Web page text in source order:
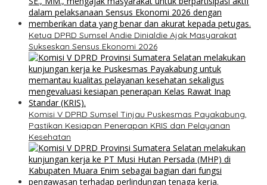
Ketua DPRD Sumsel Andie Dinialdie Ajak Masyarakat
Sukseskan Sensus Ekonomi 2026
Komisi V DPRD Sumsel Tinjau Puskesmas Payakabung,
Pastikan Kesiapan Penerapan KRIS dan Pelayanan
Kesehatan